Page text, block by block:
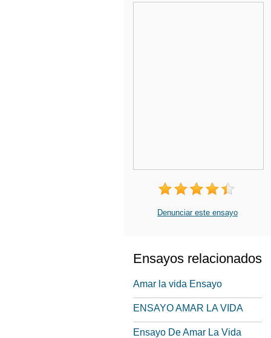
Denunciar este ensayo
Ensayos relacionados
Amar la vida Ensayo
ENSAYO AMAR LA VIDA
Ensayo De Amar La Vida